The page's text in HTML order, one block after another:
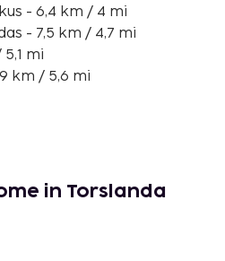
- 6,4 km / 4 mi
- 7,5 km / 4,7 mi
mi
km / 5,6 mi
- 14,1 km / 8,8 mi
- 14,2 km / 8,8 mi
in Torslanda